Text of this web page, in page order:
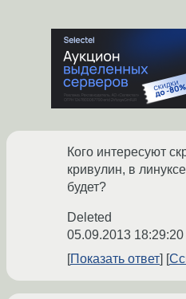
Кого интересуют
кривулин, в
будет?
Deleted
05.09.2013
Показать ответ